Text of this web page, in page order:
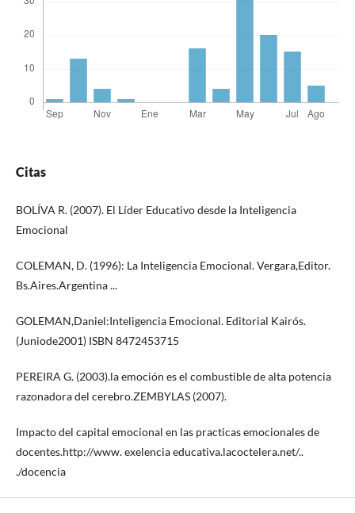
Citas
BOLÍVA R. (2007). El Líder Educativo desde la Inteligencia
Emocional
COLEMAN, D. (1996): La Inteligencia Emocional. Vergara,Editor.
Bs.Aires.Argentina ...
GOLEMAN,Daniel:Inteligencia Emocional. Editorial Kairós.
(Juniode2001) ISBN 84­7245­371­5
PEREIRA G. (2003).la emoción es el combustible de alta potencia
razonadora del cerebro.ZEMBYLAS (2007).
Impacto del capital emocional en las practicas emocionales de
docentes.http://www. exelencia­ educativa.lacoctelera.net/..
./docencia